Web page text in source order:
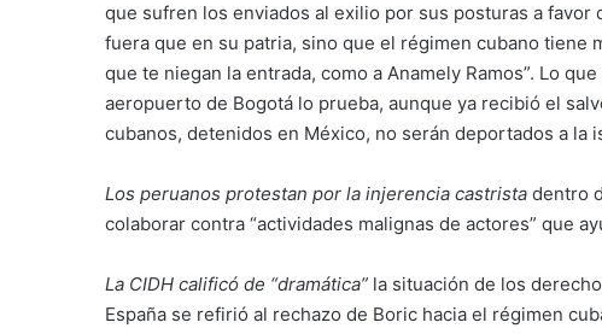
que sufren los enviados al exilio por sus posturas a
fuera que en su patria, sino que el régimen cubano tiene
que te niegan la entrada, como a Anamely Ramos”. Lo
aeropuerto de Bogotá lo prueba, aunque ya recibió el
cubanos, detenidos en México, no serán deportados a la
Los peruanos protestan por la injerencia castrista dentro
colaborar contra “actividades malignas de actores” que
La CIDH calificó de “dramática” la situación de los
España se refirió al rechazo de Boric hacia el régimen